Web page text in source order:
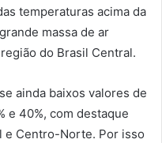
temperaturas acima da
massa de ar
do Brasil Central.
ainda baixos valores de
e 40%, com destaque
e Centro-Norte. Por isso